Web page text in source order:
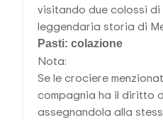
visitando due colossi di
leggendaria storia di
Pasti: colazione
Nota:
Se le crociere
compagnia ha il diritto
assegnandola alla